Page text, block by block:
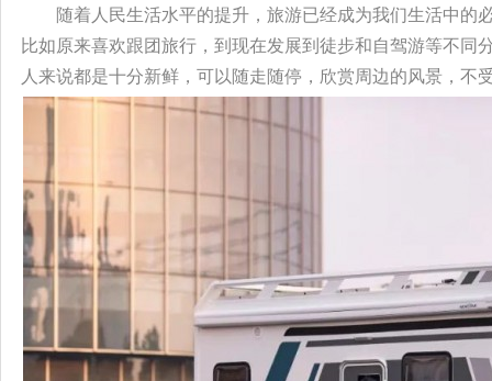
随着人民生活水平的提升，旅游已经成为我们生活中
比如原来喜欢跟团旅行，到现在发展到徒步和自驾游等不
人来说都是十分新鲜，可以随走随停，欣赏周边的风景，不